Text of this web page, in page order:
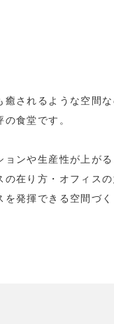
されるような空間
食堂です。
ンや生産性が上が
在り方・オフィス
発揮できる空間づ